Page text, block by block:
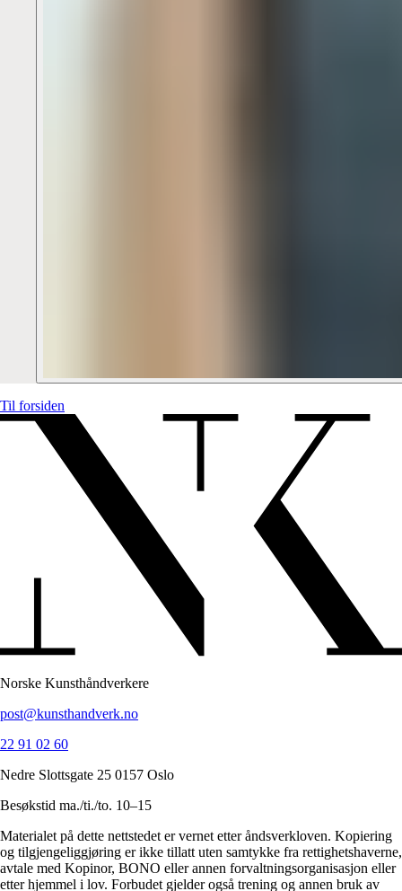
Til forsiden
Norske Kunsthåndverkere
post@kunsthandverk.no
22 91 02 60
Nedre Slottsgate 25 0157 Oslo
Besøkstid ma./ti./to. 10–15
Materialet på dette nettstedet er vernet etter åndsverkloven. Kopiering
og tilgjengeliggjøring er ikke tillatt uten samtykke fra rettighetshaverne,
avtale med Kopinor, BONO eller annen forvaltningsorganisasjon eller
etter hjemmel i lov. Forbudet gjelder også trening og annen bruk av